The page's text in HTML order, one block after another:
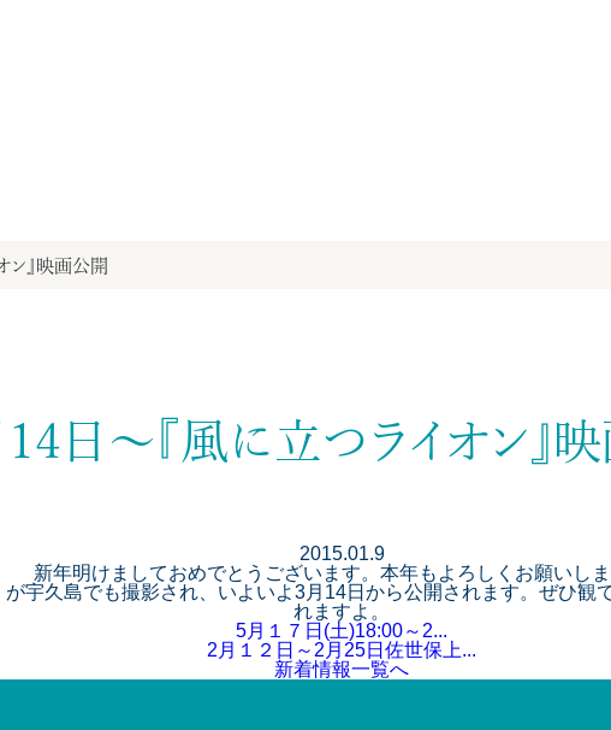
ン』映画公開
日～『風に立つライオン』
2015.01.9
新年明けましておめでとうございます。本年もよろしくお願いしま
宇久島でも撮影され、いよいよ3月14日から公開されます。ぜひ観
れますよ。
5月１７日(土)18:00～2...
2月１２日～2月25日佐世保上...
新着情報一覧へ